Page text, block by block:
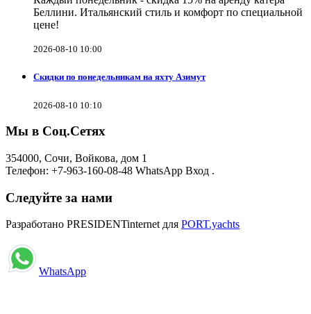
Беллини. Итальянский стиль и комфорт по специальной
цене!
2026-08-10 10:00
Скидки по понедельникам на яхту Азимут
2026-08-10 10:10
Мы в Соц.Сетях
354000, Сочи, Войкова, дом 1
Телефон: +7-963-160-08-48 WhatsApp Вход .
Следуйте за нами
Разработано PRESIDENTinternet для PORT.yachts
WhatsApp